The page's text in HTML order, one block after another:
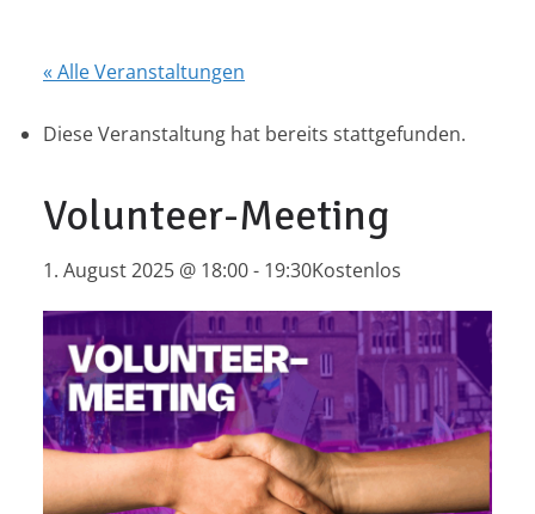
« Alle Veranstaltungen
Diese Veranstaltung hat bereits stattgefunden.
Volunteer-Meeting
1. August 2025 @ 18:00- 19:30Kostenlos